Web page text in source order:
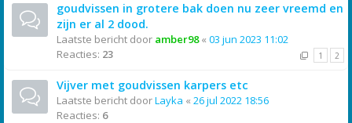
goudvissen in grotere bak doen nu zeer vreemd en
zijn er al 2 dood.
Laatste bericht door amber98« 03 jun 2023 11:02
Reacties: 23 1 2
Vijver met goudvissen karpers etc
Laatste bericht doorLayka « 26 jul 2022 18:56
Reacties: 6